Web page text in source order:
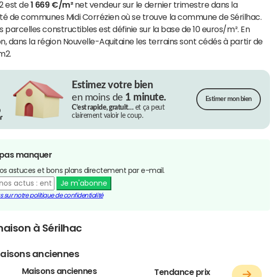
est de1 669 €/m²net vendeur sur le dernier trimestre dans la
de communes Midi Corrézien où se trouve la commune de Sérilhac.
parcelles constructibles est définie sur la base de 10 euros/m². En
dans la région Nouvelle-Aquitaine les terrains sont cédés à partir de
Estimez votre bien
en moins de 1 minute.
C’est rapide, gratuit…et ça peut
clairement valoir le coup.
Estimer mon bien
manquer
astuces et bons plans directement par e-mail.
Je m'abonne
sur notre politique de confidentialité
à Sérilhac
anciennes
Maisons anciennes Tendance prix